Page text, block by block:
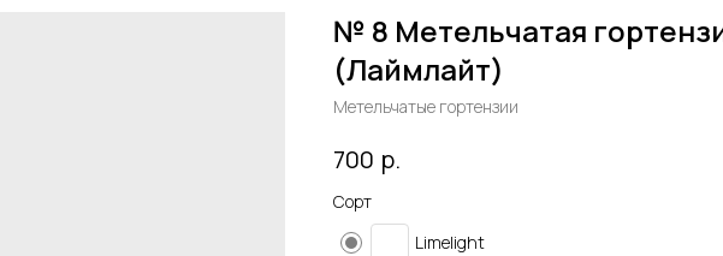
№ 8 Метельчатая
(Лаймлайт)
Метельчатые гортензии
700 р.
Cорт
Limelight